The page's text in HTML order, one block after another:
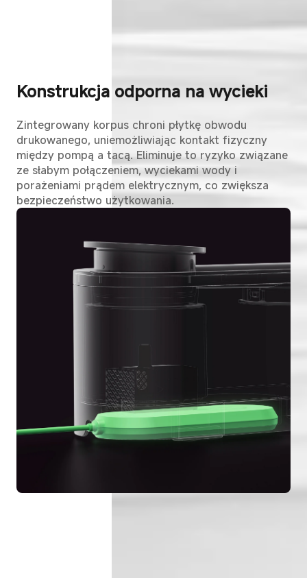
Konstrukcja odporna na wycieki
Zintegrowany korpus chroni płytkę obwodu
drukowanego, uniemożliwiając kontakt fizyczny
między pompą a tacą. Eliminuje to ryzyko związane
ze słabym połączeniem, wyciekami wody i
porażeniami prądem elektrycznym, co zwiększa
bezpieczeństwo użytkowania.